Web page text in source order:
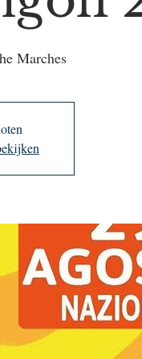
Marches